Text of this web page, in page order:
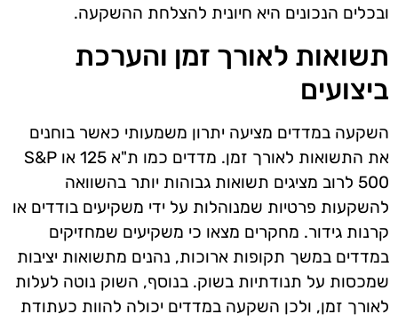
ובכלים הנכונים היא חיונית להצלחת ההשקעה.
תשואות לאורך זמן והערכת
ביצועים
השקעה במדדים מציעה יתרון משמעותי כאשר בוחנים
את התשואות לאורך זמן. מדדים כמו ת"א 125 או S&P
500 לרוב מציגים תשואות גבוהות יותר בהשוואה
להשקעות פרטיות שמנוהלות על ידי משקיעים בודדים או
קרנות גידור. מחקרים מצאו כי משקיעים שמחזיקים
במדדים במשך תקופות ארוכות, נהנים מתשואות יציבות
שמכסות על תנודתיות בשוק. בנוסף, השוק נוטה לעלות
לאורך זמן, ולכן השקעה במדדים יכולה להוות כעתודת